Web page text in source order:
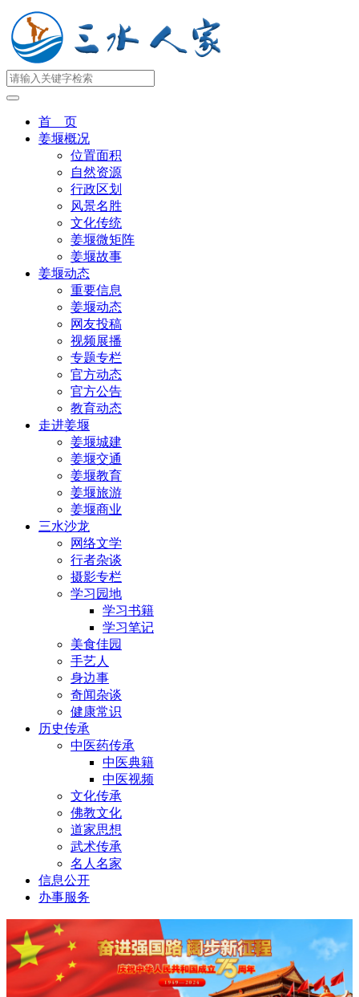
首 页
姜堰概况
位置面积
自然资源
行政区划
风景名胜
文化传统
姜堰微矩阵
姜堰故事
姜堰动态
重要信息
姜堰动态
网友投稿
视频展播
专题专栏
官方动态
官方公告
教育动态
走进姜堰
姜堰城建
姜堰交通
姜堰教育
姜堰旅游
姜堰商业
三水沙龙
网络文学
行者杂谈
摄影专栏
学习园地
学习书籍
学习笔记
美食佳园
手艺人
身边事
奇闻杂谈
健康常识
历史传承
中医药传承
中医典籍
中医视频
文化传承
佛教文化
道家思想
武术传承
名人名家
信息公开
办事服务